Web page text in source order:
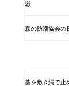
嶽
森の防潮協会の
藁を敷き縄で止